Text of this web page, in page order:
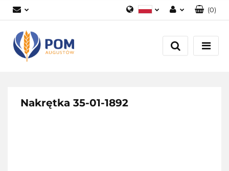
Zaloguj się
Załóż konto
(0)
Nakrętka 35-01-1892